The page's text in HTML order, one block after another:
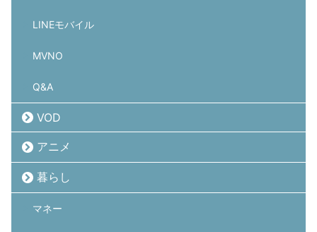
LINEモバイル
MVNO
Q&A
VOD
アニメ
暮らし
マネー